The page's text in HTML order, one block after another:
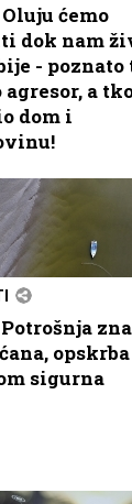
ćemo
dok nam
- poznato
agresor, a
dom i
Potrošnja
opskrba
sigurna